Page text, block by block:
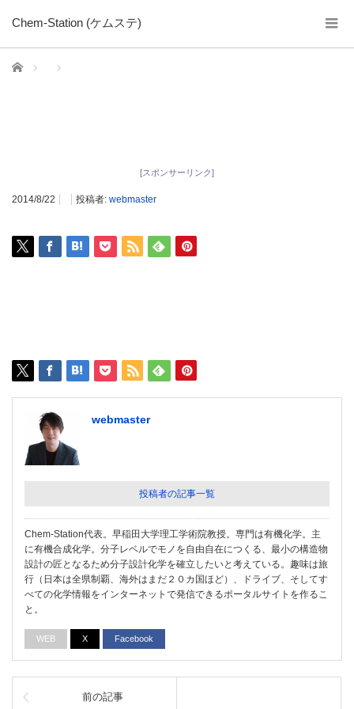
Chem-Station (ケムステ)
ホーム
[スポンサーリンク]
2014/8/22 投稿者: webmaster
webmaster
投稿者の記事一覧
Chem-Station代表。早稲田大学理工学術院教授。専門は有機化学。主
に有機合成化学。分子レベルでモノを自由自在につくる、最小の構造物
設計の匠となるため分子設計化学を確立したいと考えている。趣味は旅
行（日本は全県制覇、海外はまだ２０カ国ほど）、ドライブ、そしてす
べての化学情報をインターネットで発信できるポータルサイトを作るこ
と。
WEB X Facebook
前の記事